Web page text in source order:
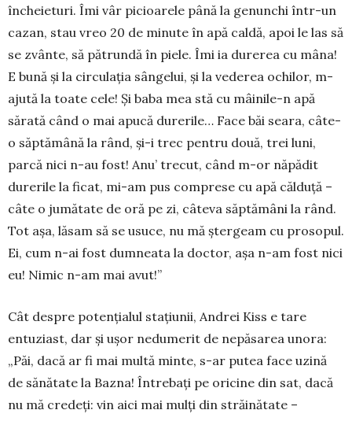
încheieturi. Îmi vâr picioa­rele până la genunchi într-un
cazan, stau vreo 20 de minute în apă caldă, apoi le las să
se zvânte, să pătrundă în piele. Îmi ia durerea cu mâna!
E bună și la circulația sângelui, și la vederea ochilor, m-
ajută la toate cele! Și baba mea stă cu mâinile-n apă
sărată când o mai apucă dure­rile… Face băi seara, câte-
o săptă­mână la rând, și-i trec pentru două, trei luni,
parcă nici n-au fost! Anu’ trecut, când m-or năpădit
durerile la ficat, mi-am pus comprese cu apă călduță –
câte o jumătate de oră pe zi, câteva săptămâni la rând.
Tot așa, lăsam să se usuce, nu mă șter­geam cu prosopul.
Ei, cum n-ai fost dumneata la doctor, așa n-am fost nici
eu! Nimic n-am mai avut!”
Cât despre potențialul stațiunii, Andrei Kiss e tare
entuziast, dar și ușor nedumerit de nepăsarea unora:
„Păi, dacă ar fi mai multă minte, s-ar putea face uzină
de sănătate la Bazna! Întrebați pe oricine din sat, dacă
nu mă credeți: vin aici mai mulți din străinătate –